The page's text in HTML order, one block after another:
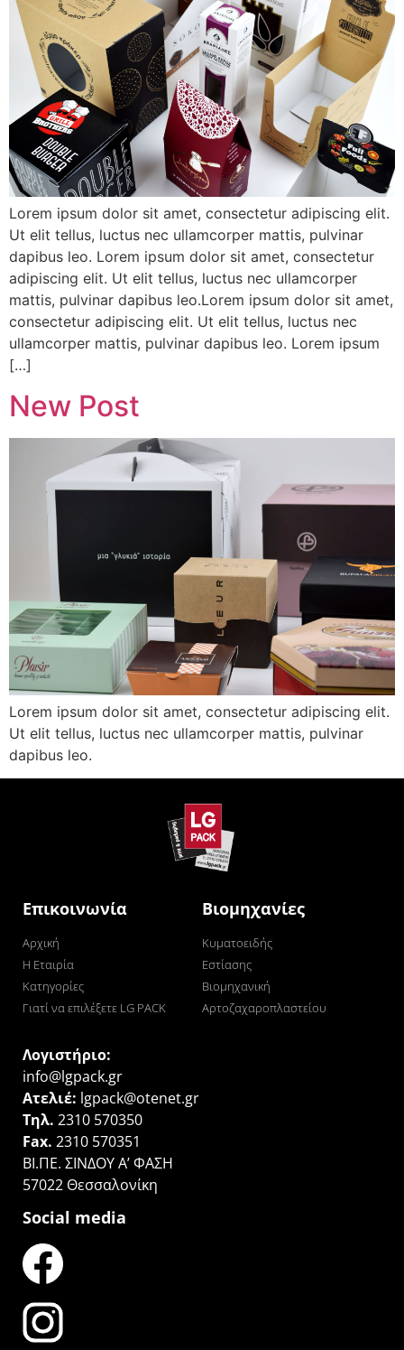
Lorem ipsum dolor sit amet, consectetur adipiscing elit.
Ut elit tellus, luctus nec ullamcorper mattis, pulvinar
dapibus leo. Lorem ipsum dolor sit amet, consectetur
adipiscing elit. Ut elit tellus, luctus nec ullamcorper
mattis, pulvinar dapibus leo.Lorem ipsum dolor sit amet,
consectetur adipiscing elit. Ut elit tellus, luctus nec
ullamcorper mattis, pulvinar dapibus leo. Lorem ipsum
[…]
New Post
Lorem ipsum dolor sit amet, consectetur adipiscing elit.
Ut elit tellus, luctus nec ullamcorper mattis, pulvinar
dapibus leo.
Επικοινωνία
Αρχική
Η Εταιρία
Κατηγορίες
Γιατί να επιλέξετε LG PACK
Βιομηχανίες
Κυματοειδής
Εστίασης
Βιομηχανική
Αρτοζαχαροπλαστείου
Λογιστήριο:
info@lgpack.gr
Ατελιέ: lgpack@otenet.gr
Τηλ. 2310 570350
Fax. 2310 570351
ΒΙ.ΠΕ. ΣΙΝΔΟΥ Α’ ΦΑΣΗ
57022 Θεσσαλονίκη
Social media